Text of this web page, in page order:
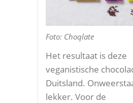
Foto: Choqlate
Het resultaat is deze
veganistische
Duitsland.
lekker. Voor de